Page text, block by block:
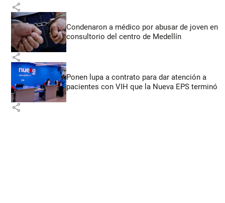
share
Condenaron a médico por abusar de joven en
consultorio del centro de Medellín
share
Ponen lupa a contrato para dar atención a
pacientes con VIH que la Nueva EPS terminó
share